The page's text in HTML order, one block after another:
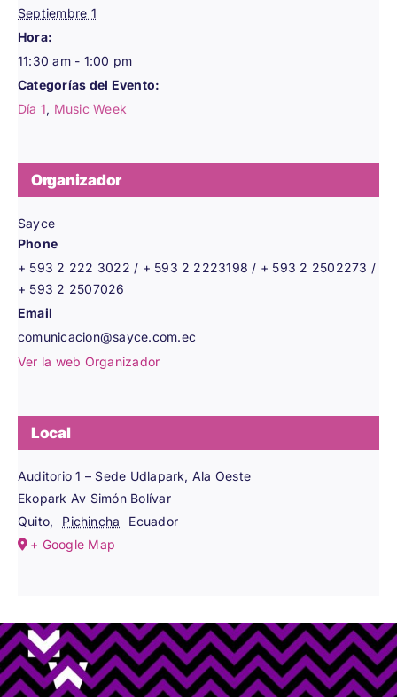
Septiembre 1
Hora:
11:30 am - 1:00 pm
Categorías del Evento:
Día 1, Music Week
Local
Auditorio 1 – Sede Udlapark, Ala Oeste
Ekopark Av Simón Bolívar
Quito, Pichincha
Ecuador
+ Google Map
Organizador
Sayce
Phone
+ 593 2 222 3022 / + 593 2 2223198 / + 593 2 2502273 /
+ 593 2 2507026
Email
comunicacion@sayce.com.ec
Ver la web Organizador